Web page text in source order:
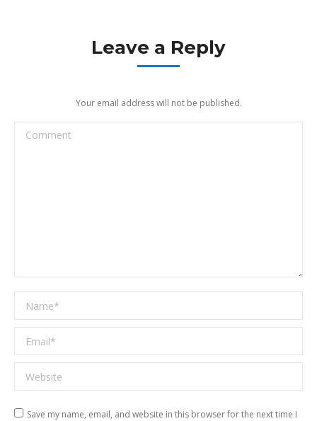
Leave a Reply
Your email address will not be published.
Comment
Name *
Email *
Website
Save my name, email, and website in this browser for the next time I